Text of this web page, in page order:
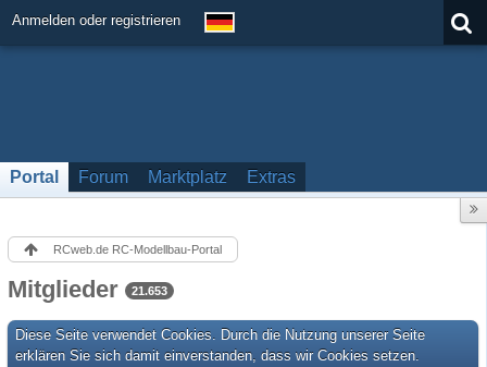
Anmelden oder registrieren
Portal Forum Marktplatz Extras
RCweb.de RC-Modellbau-Portal
Mitglieder 21.653
Diese Seite verwendet Cookies. Durch die Nutzung unserer Seite
erklären Sie sich damit einverstanden, dass wir Cookies setzen.